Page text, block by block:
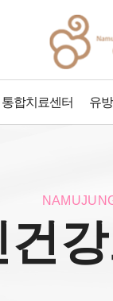
합치료센터 유
건